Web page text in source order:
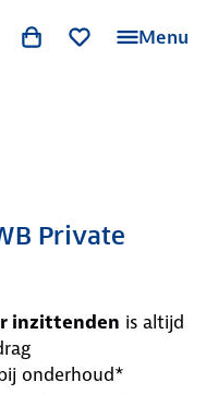
Menu
Private
inzittenden is altijd
onderhoud*